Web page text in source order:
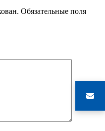
Обязательные поля